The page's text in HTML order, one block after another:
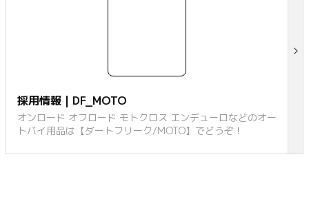
採用情報 | DF_MOTO
オンロード オフロード モトクロス エンデューロなどのオー
トバイ用品は【ダートフリーク/MOTO】でどうぞ！